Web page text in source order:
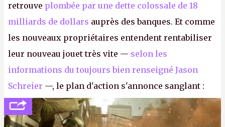
retrouve plombée par une dette colossale de 18
milliards de dollars auprès des banques. Et comme
les nouveaux propriétaires entendent rentabiliser
leur nouveau jouet très vite — selon les
informations du toujours bien renseigné Jason
Schreier —, le plan d'action s'annonce sanglant :
réductions de coûts drastiques, fermetures de
studios et licenciements massifs. En gros, essorer